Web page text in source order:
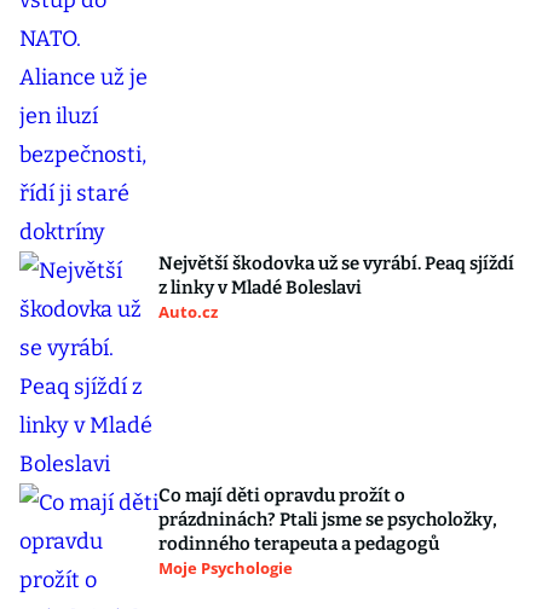
Největší škodovka už se vyrábí. Peaq sjíždí
z linky v Mladé Boleslavi
Auto.cz
Co mají děti opravdu prožít o
prázdninách? Ptali jsme se psycholožky,
rodinného terapeuta a pedagogů
Moje Psychologie